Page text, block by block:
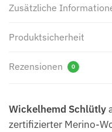
Zusätzliche
Produktsicherheit
Rezensionen 0
Wickelhemd Schlütly
zertifizierter Merino-